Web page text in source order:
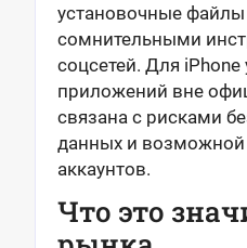
установочные файлы
сомнительными
соцсетей. Для iPhone
приложений вне
связана с рисками
данных и возможной
аккаунтов.
Что это